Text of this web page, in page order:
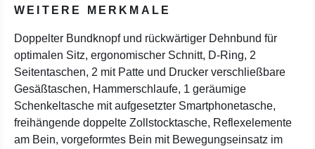
WEITERE MERKMALE
Doppelter Bundknopf und rückwärtiger Dehnbund für
optimalen Sitz, ergonomischer Schnitt, D-Ring, 2
Seitentaschen, 2 mit Patte und Drucker verschließbare
Gesäßtaschen, Hammerschlaufe, 1 geräumige
Schenkeltasche mit aufgesetzter Smartphonetasche,
freihängende doppelte Zollstocktasche, Reflexelemente
am Bein, vorgeformtes Bein mit Bewegungseinsatz im